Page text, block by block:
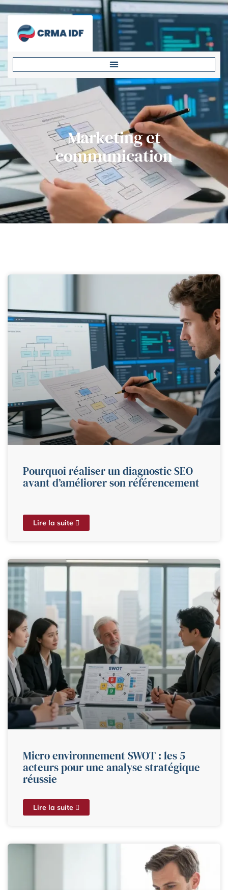
Marketing et
communication
Pourquoi réaliser un diagnostic SEO
avant d’améliorer son référencement
Lire la suite
Micro environnement SWOT : les 5
acteurs pour une analyse stratégique
réussie
Lire la suite